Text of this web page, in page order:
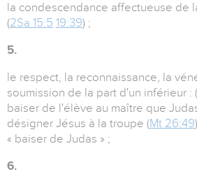
la condescendance affectueuse de
(2Sa 15:5 19:39) ;
5.
le respect, la reconnaissance, la
soumission de la part d'un inférieur :
baiser de l'élève au maître que
désigner Jésus à la troupe (Mt 26:49
« baiser de Judas » ;
6.